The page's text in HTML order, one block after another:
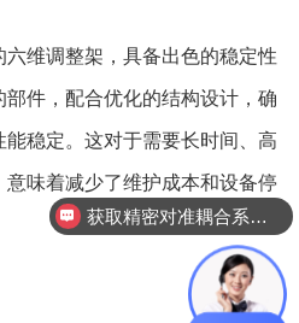
维调整架，具备出色的稳定性
件，配合优化的结构设计，确
稳定。这对于需要长时间、高
味着减少了维护成本和设备停
获取精密对准耦合系统技术方案